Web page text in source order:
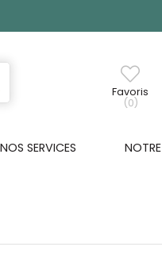
Favoris
(0)
NOS SERVICES